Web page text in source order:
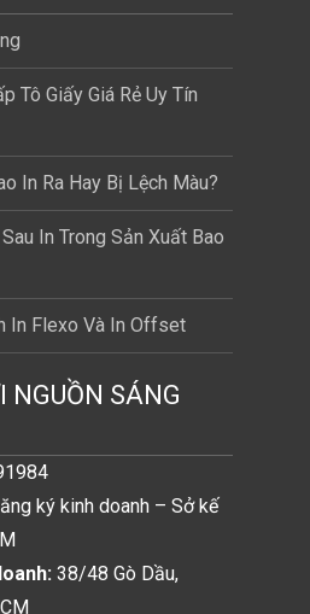
Tô Giấy Giá Rẻ Uy Tín
In Ra Hay Bị Lệch Màu?
In Trong Sản Xuất Bao
In Flexo Và In Offset
NGUỒN SÁNG
ký kinh doanh – Sở kế
38/48 Gò Dầu,